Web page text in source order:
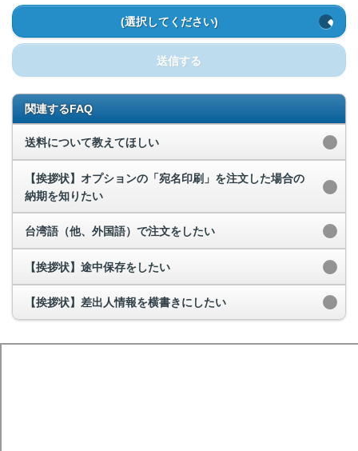
(選択してください)
送信する
関連するFAQ
送料について教えてほしい
【挨拶状】オプションの「宛名印刷」を注文した場合の
納期を知りたい
台湾語（他、外国語）で注文をしたい
【挨拶状】途中保存をしたい
【挨拶状】差出人情報を横書きにしたい